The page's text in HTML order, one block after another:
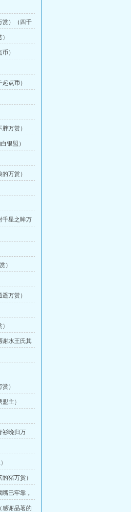
赏）（四千
）
点币）
万赏）
银盟）
万赏）
千星之眸万
）
万赏）
谢水王氏其
）
主）
衫晚归万
猪万赏）
巴牢靠，
感谢品茗的